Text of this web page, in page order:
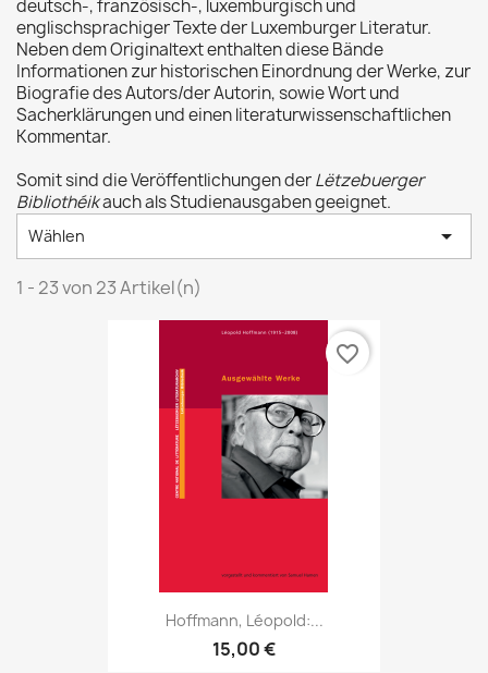
deutsch-, französisch-, luxemburgisch und
englischsprachiger Texte der Luxemburger Literatur.
Neben dem Originaltext enthalten diese Bände
Informationen zur historischen Einordnung der Werke, zur
Biografie des Autors/der Autorin, sowie Wort und
Sacherklärungen und einen literaturwissenschaftlichen
Kommentar.
Somit sind die Veröffentlichungen derLëtzebuerger
Bibliothéikauch als Studienausgaben geeignet.
Wählen 
1 - 23 von 23 Artikel(n)
Hoffmann, Léopold:...
15,00 €
favorite_border